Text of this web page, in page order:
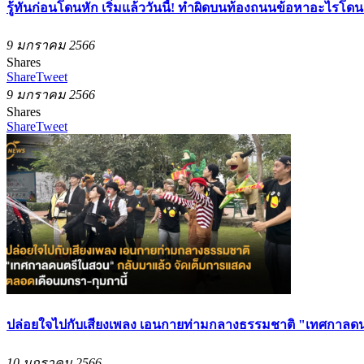
รู้ทันก่อนโดนหัก เริ่มแล้ววันนี้! ทำผิดบนท้องถนนข้อหาอะไรโด
9 มกราคม 2566
Shares
ShareTweet
9 มกราคม 2566
Shares
ShareTweet
ปล่อยใจไปกับเสียงเพลง เอนกายท่ามกลางธรรมชาติ "เทศกา